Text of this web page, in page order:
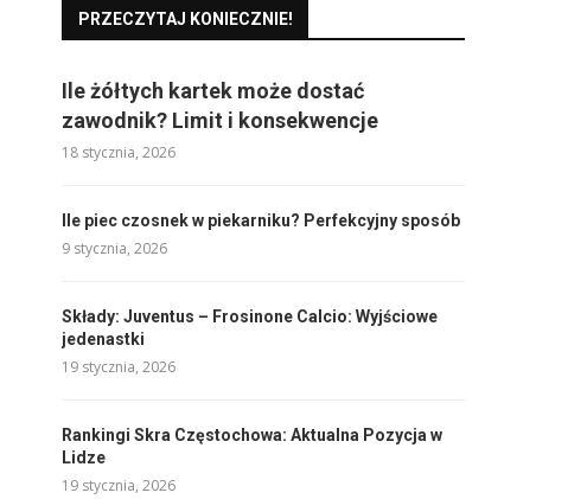
PRZECZYTAJ KONIECZNIE!
Ile żółtych kartek może dostać
zawodnik? Limit i konsekwencje
18 stycznia, 2026
Ile piec czosnek w piekarniku? Perfekcyjny sposób
9 stycznia, 2026
Składy: Juventus – Frosinone Calcio: Wyjściowe
jedenastki
19 stycznia, 2026
Rankingi Skra Częstochowa: Aktualna Pozycja w
Lidze
19 stycznia, 2026